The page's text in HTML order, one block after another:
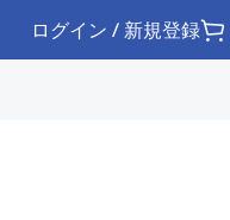
ログイン / 新規登録